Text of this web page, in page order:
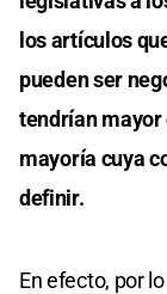
los artículos
pueden ser
tendrían mayor
mayoría cuya
definir.
En efecto, por